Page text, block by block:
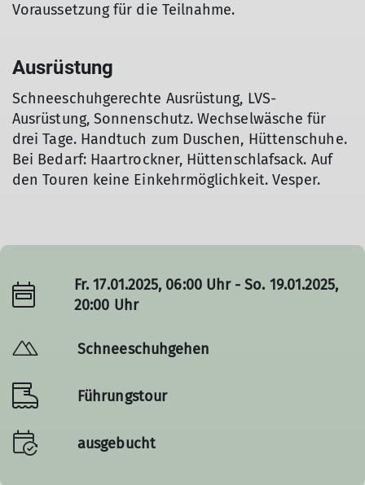
Voraussetzung für die Teilnahme.
Ausrüstung
Schneeschuhgerechte Ausrüstung, LVS-
Ausrüstung, Sonnenschutz. Wechselwäsche für
drei Tage. Handtuch zum Duschen, Hüttenschuhe.
Bei Bedarf: Haartrockner, Hüttenschlafsack. Auf
den Touren keine Einkehrmöglichkeit. Vesper.
Fr. 17.01.2025, 06:00 Uhr - So. 19.01.2025,
20:00 Uhr
Schneeschuhgehen
Führungstour
ausgebucht
© Andreas Schnapp